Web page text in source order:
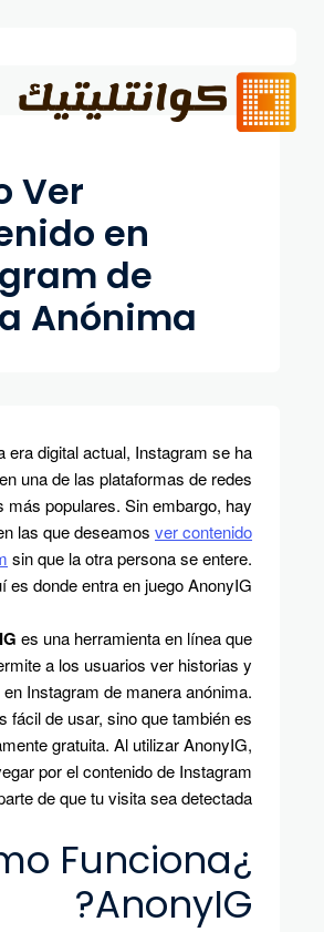
Ver
en
de
Anónima
era digital actual, Instagram se ha
una de las plataformas de redes
más populares. Sin embargo, hay
las que deseamos ver contenido
sin que la otra persona se entere.
es donde entra en juego AnonyIG.
es una herramienta en línea que
a los usuarios ver historias y
Instagram de manera anónima.
fácil de usar, sino que también es
gratuita. Al utilizar AnonyIG,
por el contenido de Instagram
de que tu visita sea detectada.
Funciona
AnonyIG?